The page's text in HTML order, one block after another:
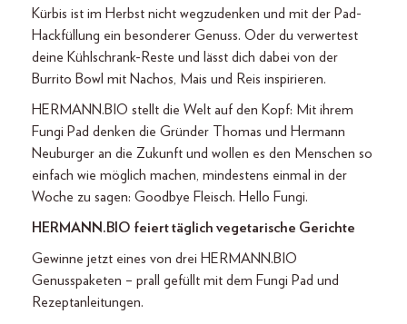
Kürbis ist im Herbst nicht wegzudenken und mit der Pad-
Hackfüllung ein besonderer Genuss. Oder du verwertest
deine Kühlschrank-Reste und lässt dich dabei von der
Burrito Bowl mit Nachos, Mais und Reis inspirieren.
HERMANN.BIO stellt die Welt auf den Kopf: Mit ihrem
Fungi Pad denken die Gründer Thomas und Hermann
Neuburger an die Zukunft und wollen es den Menschen so
einfach wie möglich ma­chen, mindestens einmal in der
Woche zu sagen: Goodbye Fleisch. Hello Fungi.
HERMANN.BIO feiert täglich vegetarische Gerichte
Gewinne jetzt eines von drei HERMANN.BIO
Genusspaketen – prall gefüllt mit dem Fungi Pad und
Rezeptanleitungen.